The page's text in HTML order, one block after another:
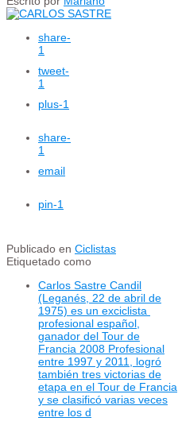
share-
1
tweet-
1
plus-1
share-
1
email
pin-1
Publicado en Ciclistas
Etiquetado como
Carlos Sastre Candil
(Leganés, 22 de abril de
1975) es un exciclista ​
profesional español,
ganador del Tour de
Francia 2008 Profesional
entre 1997 y 2011, logró
también tres victorias de
etapa en el Tour de Francia
y se clasificó varias veces
entre los d